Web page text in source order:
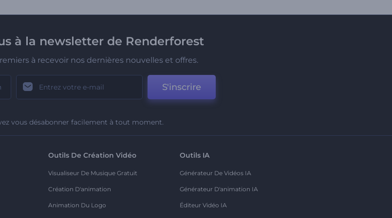
à la newsletter de Renderforest
à recevoir nos dernières nouvelles et offres.
S'inscrire
vous désabonner facilement à tout moment.
Outils De Création Vidéo
Visualiseur De Musique Gratuit
Création D'animation
Animation Du Logo
Outils IA
Générateur De Vidéos IA
Générateur D'animation IA
Éditeur Vidéo IA